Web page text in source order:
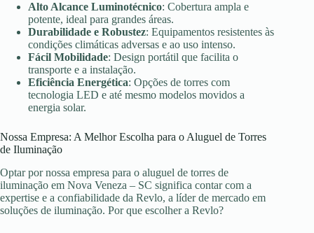
Alto Alcance Luminotécnico: Cobertura ampla e
potente, ideal para grandes áreas.
Durabilidade e Robustez: Equipamentos resistentes às
condições climáticas adversas e ao uso intenso.
Fácil Mobilidade: Design portátil que facilita o
transporte e a instalação.
Eficiência Energética: Opções de torres com
tecnologia LED e até mesmo modelos movidos a
energia solar.
Nossa Empresa: A Melhor Escolha para o Aluguel de Torres
de Iluminação
Optar por nossa empresa para o aluguel de torres de
iluminação em Nova Veneza – SC significa contar com a
expertise e a confiabilidade da Revlo, a líder de mercado em
soluções de iluminação. Por que escolher a Revlo?